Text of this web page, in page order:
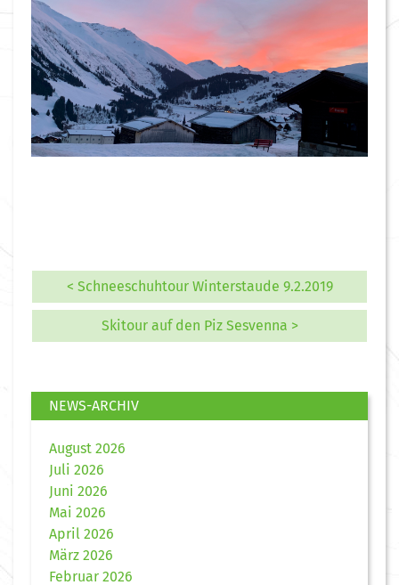
< Schneeschuhtour Winterstaude 9.2.2019
Skitour auf den Piz Sesvenna >
NEWS-ARCHIV
August 2026
Juli 2026
Juni 2026
Mai 2026
April 2026
März 2026
Februar 2026